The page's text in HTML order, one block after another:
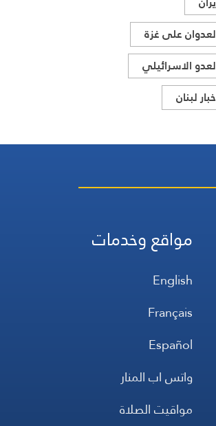
على غزة
الاسرائيلي
لبنان
مواقع وخدمات
English
Français
Español
واتس اب المنار
مواقيت الصلاة